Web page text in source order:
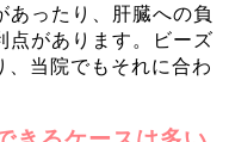
あったり、肝臓への負
点があります。ビーズ
当院でもそれに合わ